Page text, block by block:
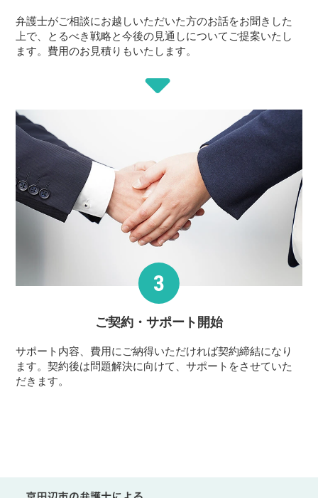
弁護士がご相談にお越しいただいた方のお話をお聞きした
上で、とるべき戦略と今後の見通しについてご提案いたし
ます。費用のお見積りもいたします。
ご契約・サポート 開始
サポート内容、費用にご納得いただければ契約締結になり
ます。契約後は問題解決に向けて、サポートをさせていた
だきます。